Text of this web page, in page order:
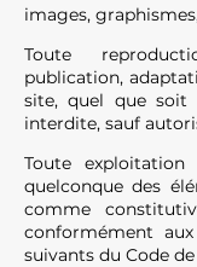
images,
Toute
publication,
site, quel que soit
interdite, sauf
Toute
quelconque des
comme
conformément
suivants du Code